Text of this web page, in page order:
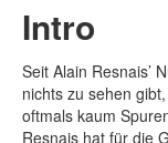
Intro
Seit Alain Resnais’
nichts zu sehen
oftmals kaum
Resnais hat für die